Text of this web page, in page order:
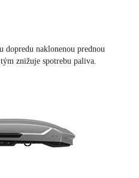
naklonenou prednou
znižuje spotrebu paliva.